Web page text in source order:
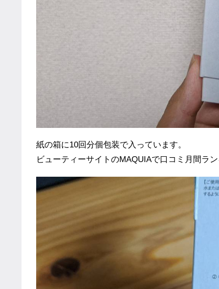
紙の箱に10回分個包装で入っています。
ビューティーサイトのMAQUIAで口コミ月間ラ